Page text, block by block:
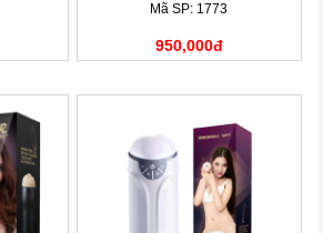
Mã SP: 1773
950,000đ